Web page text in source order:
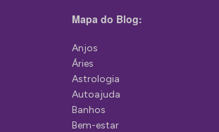
Mapa do Blog:
Anjos
Áries
Astrologia
Autoajuda
Banhos
Bem-estar